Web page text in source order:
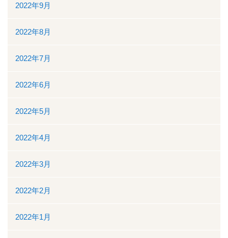
2022年9月
2022年8月
2022年7月
2022年6月
2022年5月
2022年4月
2022年3月
2022年2月
2022年1月